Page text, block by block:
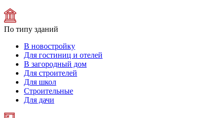
По типу зданий
В новостройку
Для гостиниц и отелей
В загородный дом
Для строителей
Для школ
Строительные
Для дачи